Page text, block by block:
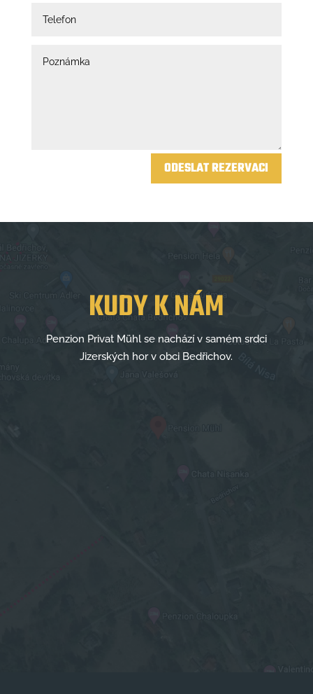
ODESLAT REZERVACI
KUDY K NÁM
Penzion Privat Mühl se nachází v samém srdci
Jizerských hor v obci Bedřichov.